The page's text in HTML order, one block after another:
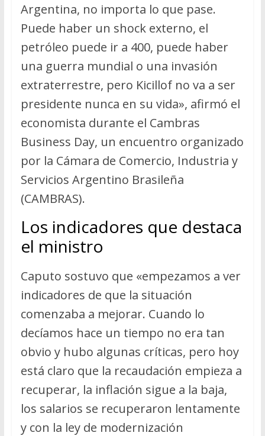
Argentina, no importa lo que pase.
Puede haber un shock externo, el
petróleo puede ir a 400, puede haber
una guerra mundial o una invasión
extraterrestre, pero Kicillof no va a ser
presidente nunca en su vida», afirmó el
economista durante el Cambras
Business Day, un encuentro organizado
por la Cámara de Comercio, Industria y
Servicios Argentino Brasileña
(CAMBRAS).
Los indicadores que destaca
el ministro
Caputo sostuvo que «empezamos a ver
indicadores de que la situación
comenzaba a mejorar. Cuando lo
decíamos hace un tiempo no era tan
obvio y hubo algunas críticas, pero hoy
está claro que la recaudación empieza a
recuperar, la inflación sigue a la baja,
los salarios se recuperaron lentamente
y con la ley de modernización